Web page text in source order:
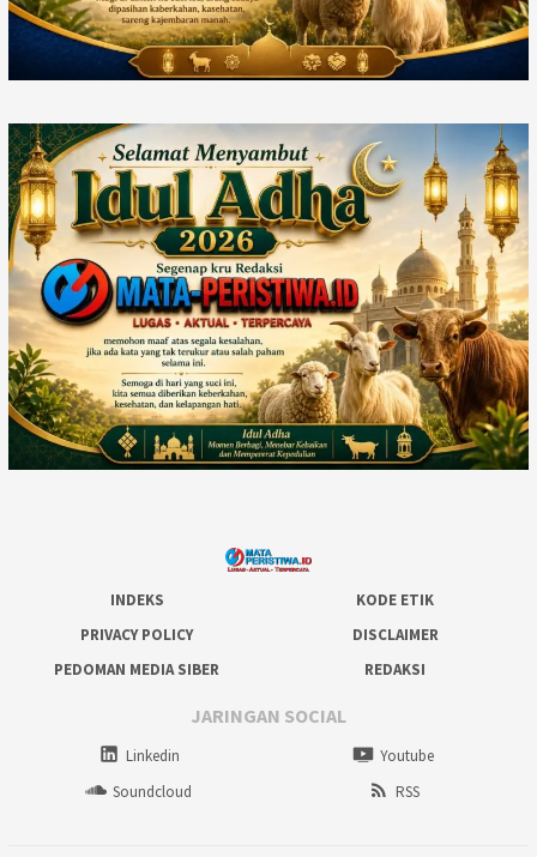
INDEKS
KODE ETIK
PRIVACY POLICY
DISCLAIMER
PEDOMAN MEDIA SIBER
REDAKSI
JARINGAN SOCIAL
Linkedin
Youtube
Soundcloud
RSS